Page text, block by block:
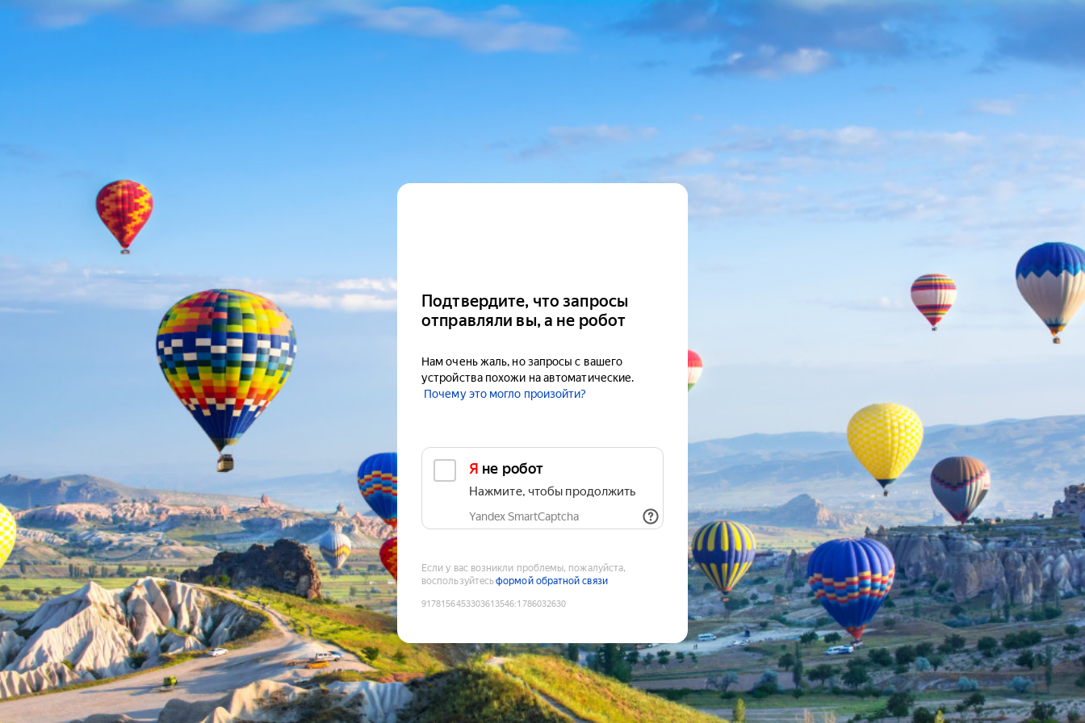
Подтвердите, что запросы
отправляли вы, а не робот
Нам очень жаль, но запросы с вашего
устройства похожи на автоматические.
Почему это могло произойти?
Я не робот
Нажмите, чтобы продолжить
Yandex SmartCaptcha
Если у вас возникли проблемы, пожалуйста,
воспользуйтесьформой обратной связи
9178156453303613546:1786032630